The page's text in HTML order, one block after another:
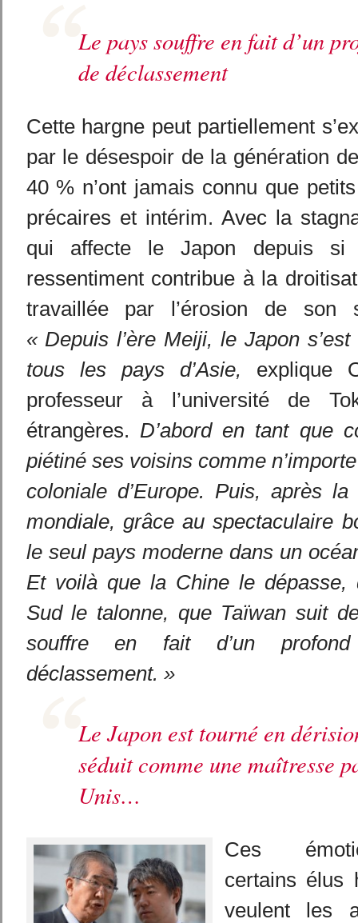
Le pays souffre en fait d’un
de déclassement
Cette hargne peut partiellement
par le désespoir de la génération
40 % n’ont jamais connu que
précaires et intérim. Avec la
qui affecte le Japon depuis si
ressentiment contribue à la
travaillée par l’érosion de son
« Depuis l’ère Meiji, le Japon
tous les pays d’Asie, explique
professeur à l’université de
étrangères. D’abord en tant que
piétiné ses voisins comme
coloniale d’Europe. Puis, après
mondiale, grâce au spectaculaire
le seul pays moderne dans un
Et voilà que la Chine le dépasse,
Sud le talonne, que Taïwan suit
souffre en fait d’un
déclassement. »
Le Japon est tourné en
séduit comme une maîtresse
Unis…
Ces
certains élus
veulent les